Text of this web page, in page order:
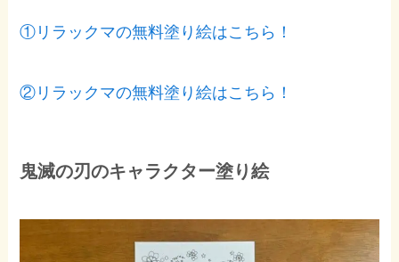
①リラックマの無料塗り絵はこちら！
②リラックマの無料塗り絵はこちら！
鬼滅の刃のキャラクター塗り絵